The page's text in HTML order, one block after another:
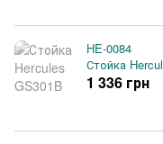
HE-0084
Стойка
1 336 грн